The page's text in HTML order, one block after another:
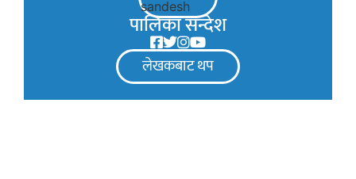
पालिका सन्देश
लेखकबाट थप